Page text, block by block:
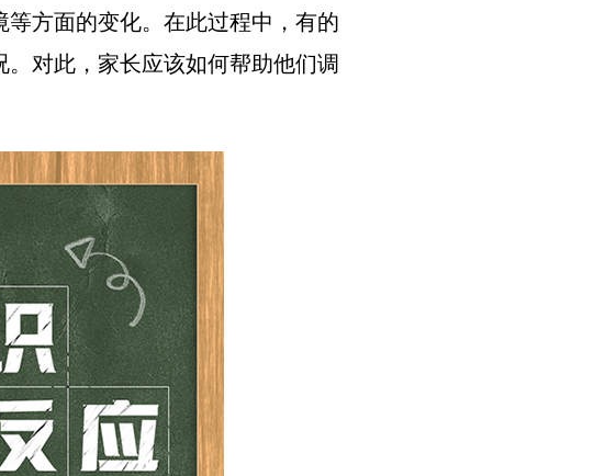
方面的变化。在此过程中，有的
对此，家长应该如何帮助他们调